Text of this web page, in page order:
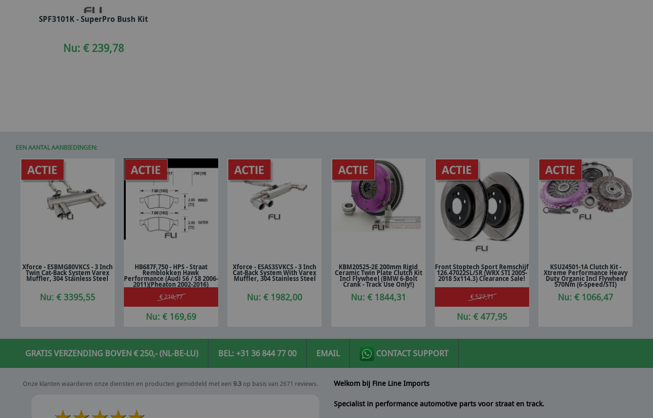
In winkelwagen
SPF3101K - SuperPro Bush Kit
Nu: € 239,78
EEN AANTAL AANBIEDINGEN:
In winkelwagen
Xforce - ESBMG80VKCS - 3 Inch
Twin Cat-Back System Varex
Muffler, 304 Stainless Steel
Nu: € 3395,55
In winkelwagen
HB687F.750 - HPS - Straat
Remblokken Hawk
Performance (Audi S6 / S8 2006-
2011)(Pheaton 2002-2016)
€ 210,77
Nu: € 169,69
In winkelwagen
Xforce - ESAS3SVKCS - 3 Inch
Cat-Back System With Varex
Muffler, 304 Stainless Steel
Nu: € 1982,00
In winkelwagen
KBM20525-2E 200mm Rigid
Ceramic Twin Plate Clutch Kit
Incl Flywheel (BMW 6-Bolt
Crank - Track Use Only!)
Nu: € 1844,31
In winkelwagen
Front Stoptech Sport Remschijf
126.47022SL/SR (WRX STI 2005-
2018 5x114.3) Clearance Sale!
€ 527,71
Nu: € 477,95
In winkelwagen
KSU24501-1A Clutch Kit -
Xtreme Performance Heavy
Duty Organic Incl Flywheel
570Nm (6-Speed/STI)
Nu: € 1066,47
GRATIS VERZENDING BOVEN € 250,- (NL-BE-LU) BEL: +31 36 844 77 00 EMAIL CONTACT SUPPORT
Onze klanten waarderen onze diensten en producten gemiddeld met een 9.3 op basis van 2671 reviews. Welkom bij Fine Line Imports
Specialist in performance automotive parts voor straat en track.